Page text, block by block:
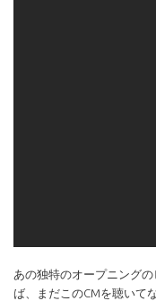
あの独特のオープニング
ば、まだこのCMを聴いて